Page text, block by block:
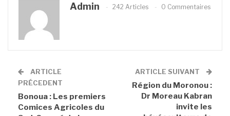
Admin 242 Articles 0 Commentaires
ARTICLE
PRÉCEDENT
Bonoua : Les premiers
Comices Agricoles du
ARTICLE SUIVANT
Région du Moronou :
Dr Moreau Kabran
invite les